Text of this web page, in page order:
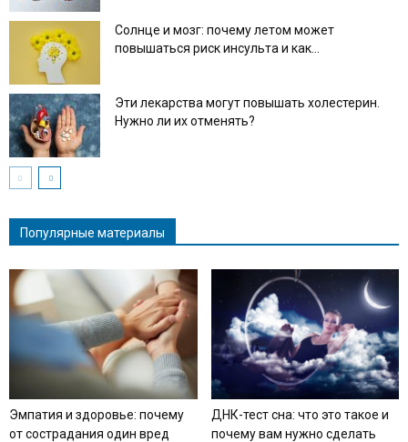
Солнце и мозг: почему летом может
повышаться риск инсульта и как...
Эти лекарства могут повышать холестерин.
Нужно ли их отменять?
Популярные материалы
Эмпатия и здоровье: почему
от сострадания один вред
ДНК-тест сна: что это такое и
почему вам нужно сделать